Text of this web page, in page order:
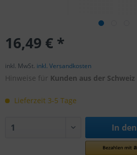
16,49 € *
inkl. MwSt. inkl. Versandkosten
Hinweise für Kunden aus der Schweiz
Lieferzeit 3-5 Tage
In den